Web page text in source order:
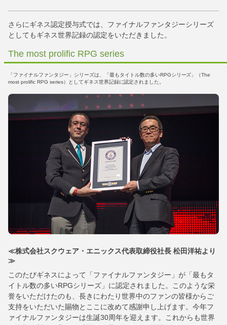
さらにギネス認定授与式では、ファイナルファンタジーシリーズ
としてもギネス世界記録の認定をいただきました。
The most prolific RPG series
「ファイナルファンタジー」シリーズは、「最もタイトル数の多いRPGシリーズ」（The
most prolific RPG series）としてギネス世界記録に認定されました。
≪株式会社スクウェア・エニックス代表取締役社長 松田洋祐より
≫
このたびギネスによって「ファイナルファンタジー」が「最もタ
イトル数の多いRPGシリーズ」に認定されました。このような栄
誉をいただけたのも、長きにわたり世界中のファンの皆様からご
支持をいただいた賜物とここに改めて感謝申し上げます。今年フ
ァイナルファンタジーは生誕30周年を迎えます。これからも世界